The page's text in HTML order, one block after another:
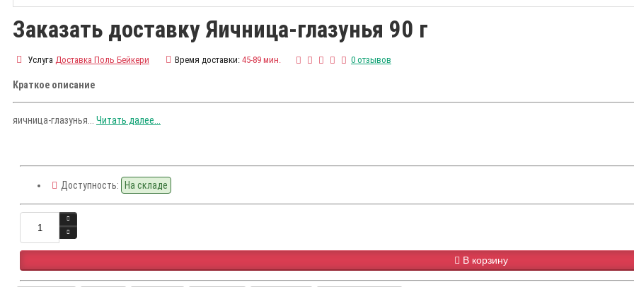
Заказать доставку Яичница-глазунья 90 г
Услуга Доставка Поль Бейкери Время доставки: 45-89 мин. 0 отзывов
Краткое описание
яичница-глазунья... Читать далее...
Доступность: На складе
В корзину